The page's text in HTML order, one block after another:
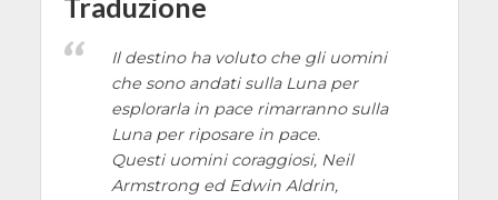
Il destino ha voluto che gli uomini
che sono andati sulla Luna per
esplorarla in pace rimarranno sulla
Luna per riposare in pace.
Questi uomini coraggiosi, Neil
Armstrong ed Edwin Aldrin,